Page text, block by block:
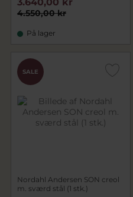
4.550,00 kr
På lager
SALE
Nordahl Andersen SON creol
m. sværd stål (1 stk.)